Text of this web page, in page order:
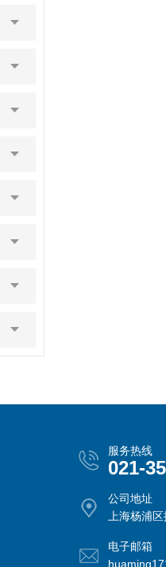
服务热线
021-
公司地址
上海杨浦
电子邮箱